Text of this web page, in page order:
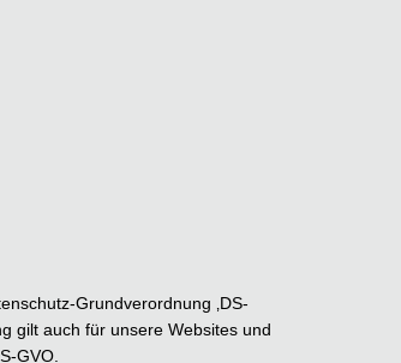
Grundverordnung ‚DS-
gilt auch für unsere Websites und
GVO.